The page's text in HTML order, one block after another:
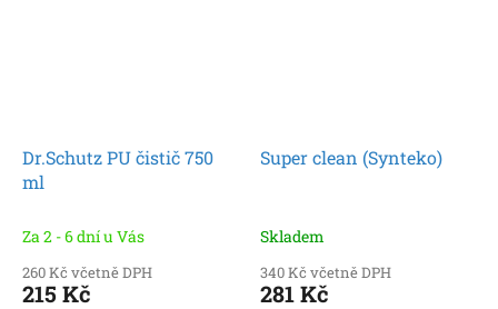
Dr.Schutz PU čistič 750
ml
Za 2 - 6 dní u Vás
260 Kč včetně DPH
215 Kč
Super clean (Synteko)
Skladem
340 Kč včetně DPH
281 Kč